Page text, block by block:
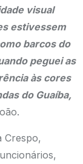
visual
estivessem
barcos do
peguei as
às cores
do Guaíba,
Crespo,